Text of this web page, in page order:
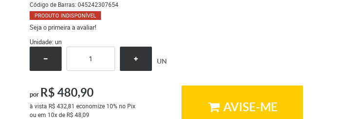
Código de Barras: 045242307654
PRODUTO INDISPONÍVEL
Seja o primeira a avaliar!
Unidade: un
UN
por R$ 480,90
à vista R$ 432,81 economize 10%no Pix
ou em 10xde R$ 48,09
AVISE-ME